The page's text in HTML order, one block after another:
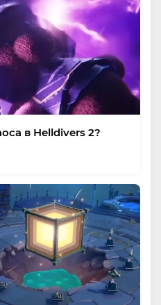
в Helldivers 2?